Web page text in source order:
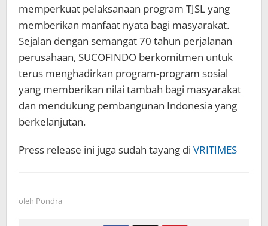
memperkuat pelaksanaan program TJSL yang
memberikan manfaat nyata bagi masyarakat.
Sejalan dengan semangat 70 tahun perjalanan
perusahaan, SUCOFINDO berkomitmen untuk
terus menghadirkan program-program sosial
yang memberikan nilai tambah bagi masyarakat
dan mendukung pembangunan Indonesia yang
berkelanjutan.
Press release ini juga sudah tayang di VRITIMES
oleh Pondra